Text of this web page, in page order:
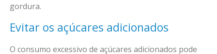
gordura.
Evitar os açúcares adicionados
O consumo excessivo de açúcares adicionados pode